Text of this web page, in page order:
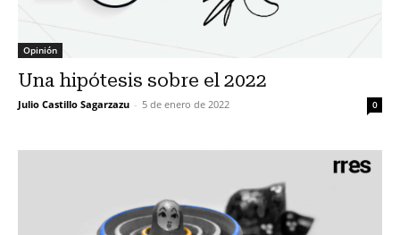
Opinión
Una hipótesis sobre el 2022
Julio Castillo Sagarzazu - 5 de enero de 2022 0